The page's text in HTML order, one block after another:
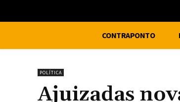
CONTRAPONTO
POLÍTICA
Ajuizadas